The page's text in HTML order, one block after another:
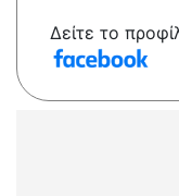
Δείτε το